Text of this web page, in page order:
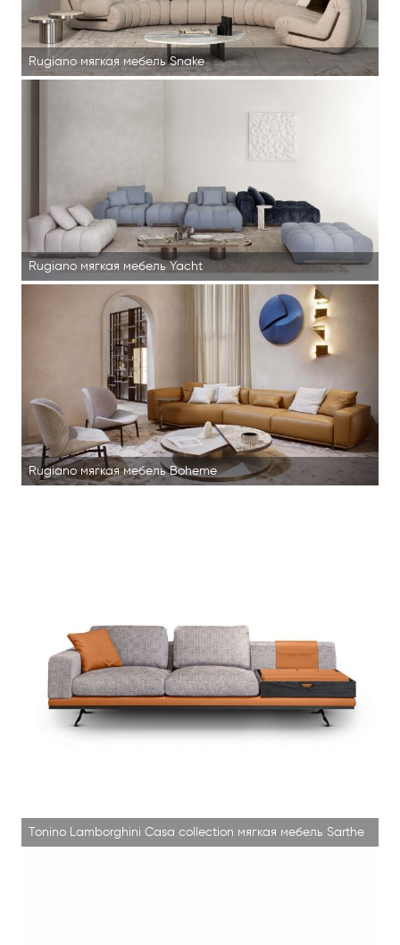
Rugiano мягкая мебель Snake
Rugiano мягкая мебель Yacht
Rugiano мягкая мебель Boheme
Tonino Lamborghini Casa collection мягкая мебель Sarthe